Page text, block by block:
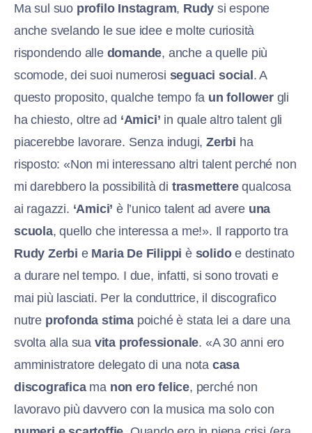
Ma sul suo profilo Instagram, Rudy si espone
anche svelando le sue idee e molte curiosità
rispondendo alle domande, anche a quelle più
scomode, dei suoi numerosi seguaci social. A
questo proposito, qualche tempo fa un followergli
ha chiesto, oltre ad ‘Amici’ in quale altro talent gli
piacerebbe lavorare. Senza indugi,Zerbi ha
risposto: «Non mi interessano altri talent perché non
mi darebbero la possibilità di trasmetterequalcosa
ai ragazzi. ‘Amici’ è l’unico talent ad avere una
scuola, quello che interessa a me!». Il rapporto tra
Rudy Zerbi e Maria De Filippi èsolidoe destinato
a durare nel tempo. I due, infatti, si sono trovati e
mai più lasciati. Per la conduttrice, il discografico
nutre profonda stima poiché è stata lei a dare una
svolta alla sua vita professionale. «A 30 anni ero
amministratore delegato di una nota casa
discograficama non ero felice, perché non
lavoravo più davvero con la musica ma solo con